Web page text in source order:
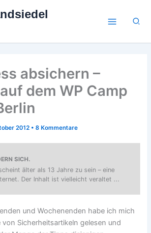
absichern –
dem WP Camp
2012 •8 Kommentare
SICH.
älter als 13 Jahre zu sein – eine
Der Inhalt ist vielleicht veraltet ...
und Wochenenden habe ich mich
Sicherheitsartikeln gelesen und